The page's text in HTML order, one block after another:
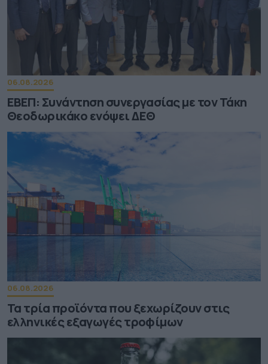
06.08.2026
ΕΒΕΠ: Συνάντηση συνεργασίας με τον Τάκη
Θεοδωρικάκο ενόψει ΔΕΘ
06.08.2026
Τα τρία προϊόντα που ξεχωρίζουν στις
ελληνικές εξαγωγές τροφίμων